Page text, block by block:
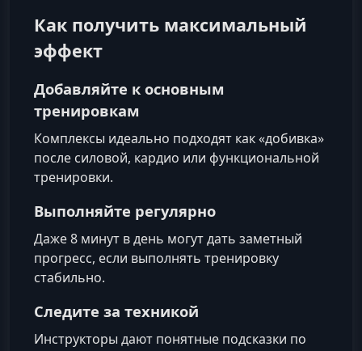
Как получить максимальный
эффект
Добавляйте к основным
тренировкам
Комплексы идеально подходят как «добивка»
после силовой, кардио или функциональной
тренировки.
Выполняйте регулярно
Даже 8 минут в день могут дать заметный
прогресс, если выполнять тренировку
стабильно.
Следите за техникой
Инструкторы дают понятные подсказки по